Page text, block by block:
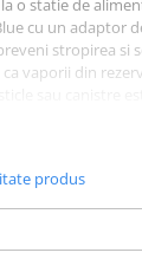
o statie de
cu un adaptor
stropirea si
vaporii din
poate fi
cu amanuntul.
umple.
un nivel de cel
este detectat.
produs